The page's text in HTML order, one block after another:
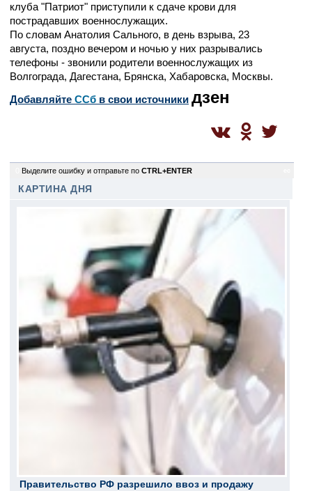
клуба "Патриот" приступили к сдаче крови для
пострадавших военнослужащих.
По словам Анатолия Сального, в день взрыва, 23
августа, поздно вечером и ночью у них разрывались
телефоны - звонили родители военнослужащих из
Волгограда, Дагестана, Брянска, Хабаровска, Москвы.
Добавляйте CСб в свои источники дзен
Выделите ошибку и отправьте по CTRL+ENTER
КАРТИНА ДНЯ
Правительство РФ разрешило ввоз и продажу